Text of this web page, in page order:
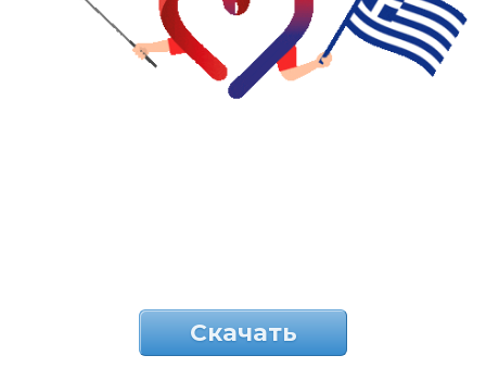
Скачать